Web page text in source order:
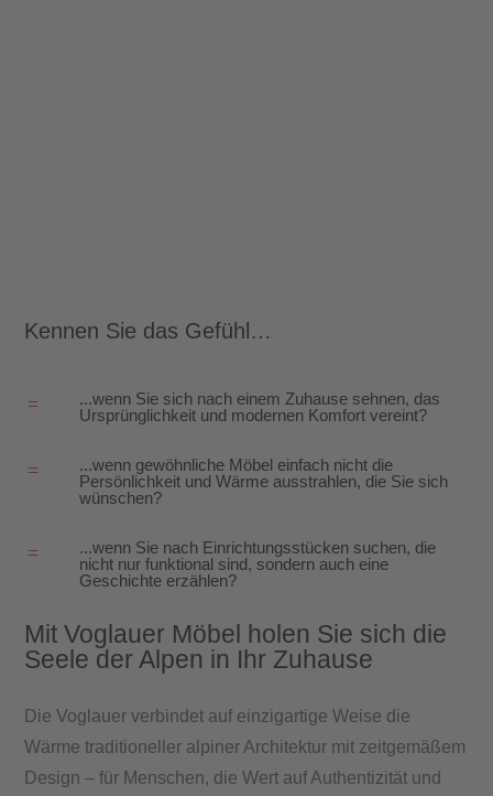
News
Prospekte
Kennen Sie das Gefühl…
=
...wenn Sie sich nach einem Zuhause sehnen, das
Ursprünglichkeit und modernen Komfort vereint?
=
...wenn gewöhnliche Möbel einfach nicht die
Persönlichkeit und Wärme ausstrahlen, die Sie sich
wünschen?
=
...wenn Sie nach Einrichtungsstücken suchen, die
nicht nur funktional sind, sondern auch eine
Geschichte erzählen?
Mit Voglauer Möbel holen Sie sich die
Seele der Alpen in Ihr Zuhause
Die Voglauer verbindet auf einzigartige Weise die
Wärme traditioneller alpiner Architektur mit zeitgemäßem
Design – für Menschen, die Wert auf Authentizität und